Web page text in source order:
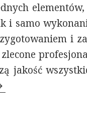
i samo
i
jakość